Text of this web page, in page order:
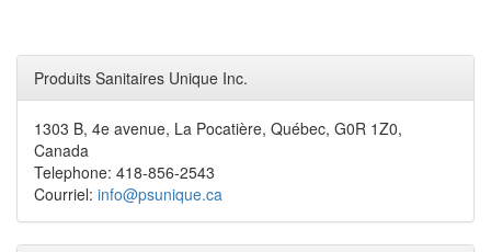
Produits Sanitaires Unique Inc.
1303 B, 4e avenue, La Pocatière, Québec, G0R 1Z0,
Canada
Telephone: 418-856-2543
Courriel: info@psunique.ca